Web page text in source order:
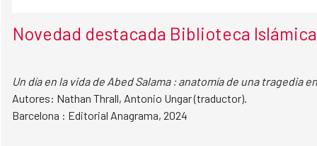
Novedad destacada Biblioteca
Un día en la vida de Abed Salama : anatomía de una tragedia
Autores: Nathan Thrall, Antonio Ungar (traductor).
Barcelona : Editorial Anagrama, 2024